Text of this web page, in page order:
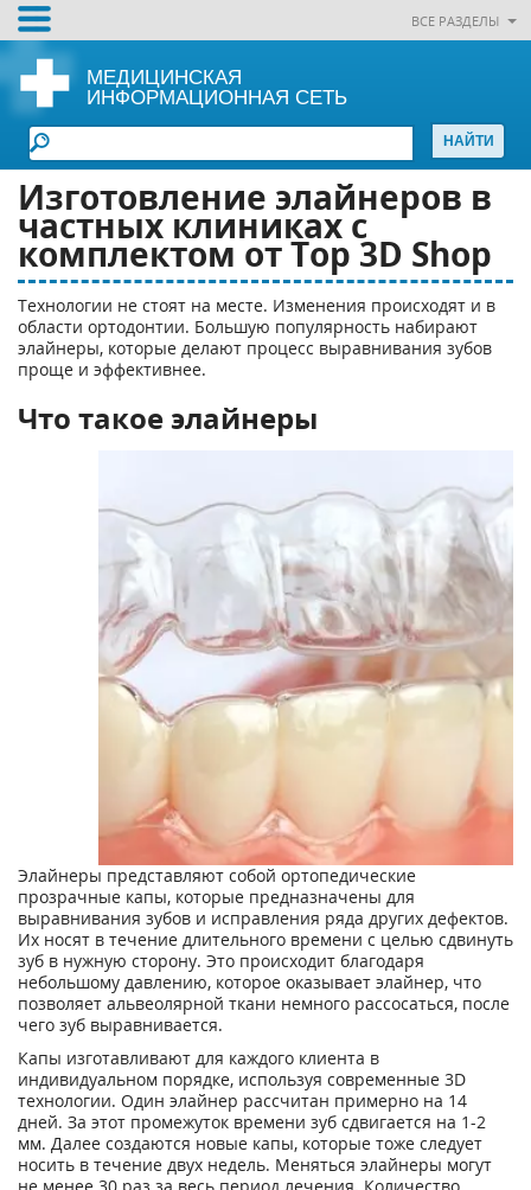
ВСЕ РАЗДЕЛЫ
МЕДИЦИНСКАЯ
ИНФОРМАЦИОННАЯ СЕТЬ
Изготовление элайнеров в
частных клиниках с
комплектом от Top 3D Shop
Технологии не стоят на месте. Изменения происходят и в
области ортодонтии. Большую популярность набирают
элайнеры, которые делают процесс выравнивания зубов
проще и эффективнее.
Что такое элайнеры
Элайнеры представляют собой ортопедические
прозрачные капы, которые предназначены для
выравнивания зубов и исправления ряда других дефектов.
Их носят в течение длительного времени с целью сдвинуть
зуб в нужную сторону. Это происходит благодаря
небольшому давлению, которое оказывает элайнер, что
позволяет альвеолярной ткани немного рассосаться, после
чего зуб выравнивается.
Капы изготавливают для каждого клиента в
индивидуальном порядке, используя современные 3D
технологии. Один элайнер рассчитан примерно на 14
дней. За этот промежуток времени зуб сдвигается на 1-2
мм. Далее создаются новые капы, которые тоже следует
носить в течение двух недель. Меняться элайнеры могут